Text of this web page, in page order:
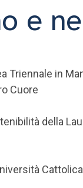
e
Triennale in
Cuore
della